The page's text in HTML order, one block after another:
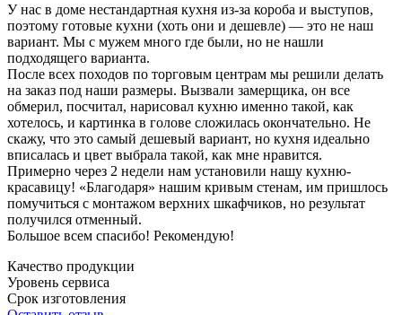
У нас в доме нестандартная кухня из-за короба и выступов,
поэтому готовые кухни (хоть они и дешевле) — это не наш
вариант. Мы с мужем много где были, но не нашли
подходящего варианта.
После всех походов по торговым центрам мы решили делать
на заказ под наши размеры. Вызвали замерщика, он все
обмерил, посчитал, нарисовал кухню именно такой, как
хотелось, и картинка в голове сложилась окончательно. Не
скажу, что это самый дешевый вариант, но кухня идеально
вписалась и цвет выбрала такой, как мне нравится.
Примерно через 2 недели нам установили нашу кухню-
красавицу! «Благодаря» нашим кривым стенам, им пришлось
помучиться с монтажом верхних шкафчиков, но результат
получился отменный.
Большое всем спасибо! Рекомендую!
Качество продукции
Уровень сервиса
Срок изготовления